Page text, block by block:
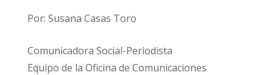
Por: Susana Casas Toro
Comunicadora Social-Periodista
Equipo de la Oficina de Comunicaciones